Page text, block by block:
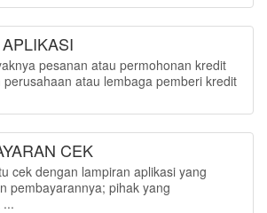
pesanan atau permohonan kredit
atau lembaga pemberi kredit
CEK
cek dengan lampiran aplikasi yang
pembayarannya; pihak yang